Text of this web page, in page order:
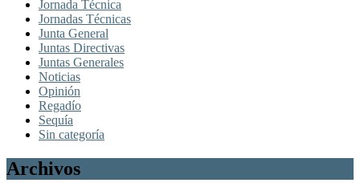
Jornada Técnica
Jornadas Técnicas
Junta General
Juntas Directivas
Juntas Generales
Noticias
Opinión
Regadío
Sequía
Sin categoría
Archivos